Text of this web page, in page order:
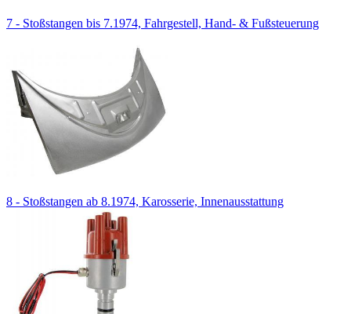
7 - Stoßstangen bis 7.1974, Fahrgestell, Hand- & Fußsteuerung
8 - Stoßstangen ab 8.1974, Karosserie, Innenausstattung